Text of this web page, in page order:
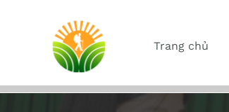
Trang chủ